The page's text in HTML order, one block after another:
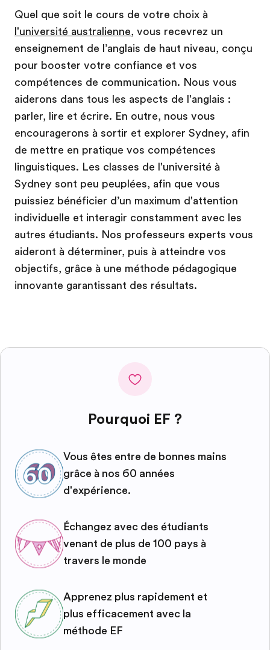
Quel que soit le cours de votre choix à
l'université australienne, vous recevrez un
enseignement de l’anglais de haut niveau, conçu
pour booster votre confiance et vos
compétences de communication. Nous vous
aiderons dans tous les aspects de l'anglais :
parler, lire et écrire. En outre, nous vous
encouragerons à sortir et explorer Sydney, afin
de mettre en pratique vos compétences
linguistiques. Les classes de l'université à
Sydney sont peu peuplées, afin que vous
puissiez bénéficier d’un maximum d'attention
individuelle et interagir constamment avec les
autres étudiants. Nos professeurs experts vous
aideront à déterminer, puis à atteindre vos
objectifs, grâce à une méthode pédagogique
innovante garantissant des résultats.
Pourquoi EF ?
Vous êtes entre de bonnes mains
grâce à nos 60 années
d'expérience.
Échangez avec des étudiants
venant de plus de 100 pays à
travers le monde
Apprenez plus rapidement et
plus efficacement avec la
méthode EF